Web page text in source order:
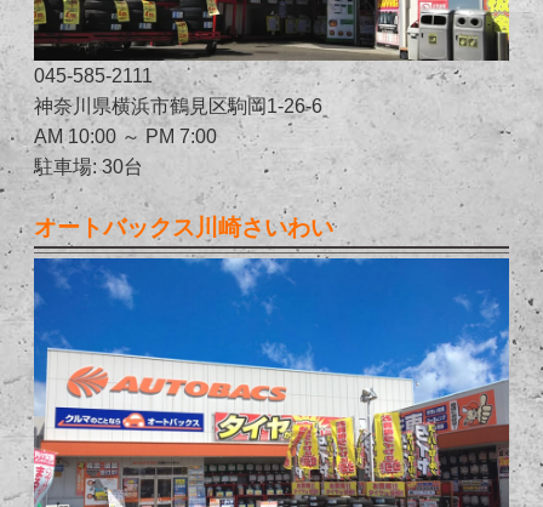
045-585-2111
神奈川県横浜市鶴見区駒岡1-26-6
AM 10:00 ～ PM 7:00
駐車場: 30台
オートバックス川崎さいわい